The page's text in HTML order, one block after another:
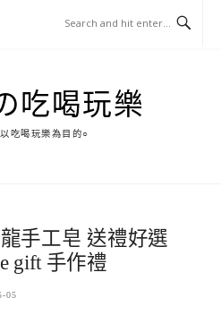
吃喝玩樂
吃喝玩樂為目的○
手工皂 送禮好選
gift 手作禮
05